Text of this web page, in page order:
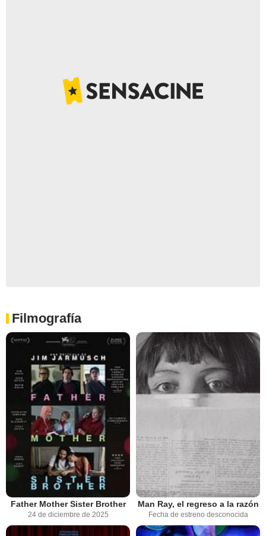
Filmografía
Father Mother Sister Brother
24 de diciembre de 2025
Man Ray, el regreso a la razón
Fecha de estreno desconocida